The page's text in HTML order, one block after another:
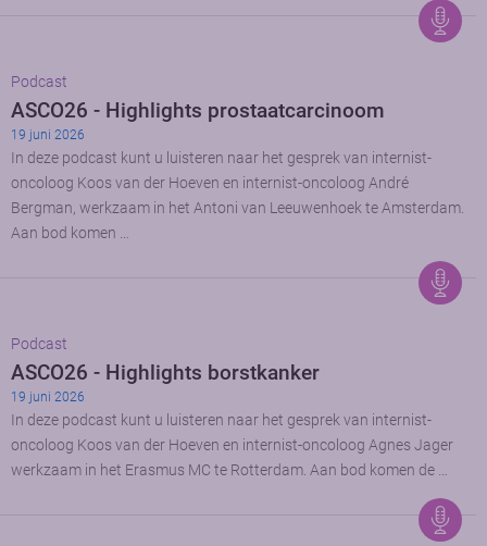
Podcast
ASCO26 - Highlights prostaatcarcinoom
19 juni 2026
In deze podcast kunt u luisteren naar het gesprek van internist-
oncoloog Koos van der Hoeven en internist-oncoloog André
Bergman, werkzaam in het Antoni van Leeuwenhoek te Amsterdam.
Aan bod komen …
Podcast
ASCO26 - Highlights borstkanker
19 juni 2026
In deze podcast kunt u luisteren naar het gesprek van internist-
oncoloog Koos van der Hoeven en internist-oncoloog Agnes Jager
werkzaam in het Erasmus MC te Rotterdam. Aan bod komen de …